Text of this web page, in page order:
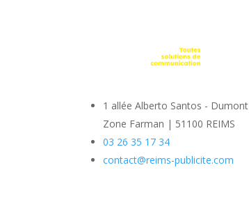
1 allée Alberto Santos - Dumont
Zone Farman | 51100 REIMS
03 26 35 17 34
contact@reims-publicite.com